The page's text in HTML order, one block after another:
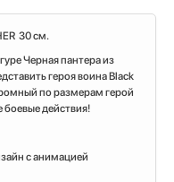
30 см.
Черная пантера из
героя воина Black
по размерам герой
боевые действия!
с анимацией